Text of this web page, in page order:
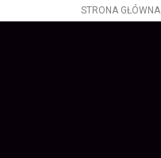
STRONA GŁÓWNA